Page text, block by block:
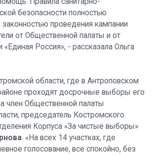
безопасности полностью
проведения кампании
от Общественной палаты и от
«Единая Россия», - рассказала Ольга
области, где в Антроповском
проходят досрочные выборы его
член Общественной палаты
председатель Костромского
Корпуса «За чистые выборы»
. «На всех 14 участках, где
голосование, все спокойно, без